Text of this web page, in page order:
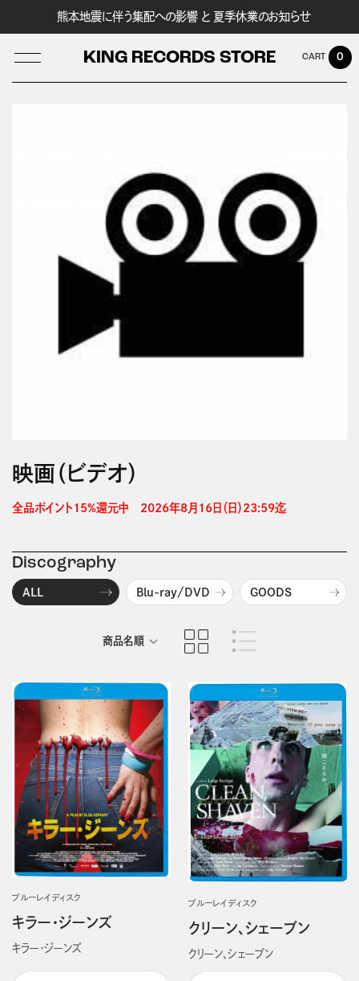
熊本地震に伴う集配への影響 と 夏季休業のお知らせ
KING RECORDS STORE 0
映画（ビデオ）
全品ポイント15%還元中　2026年8月16日（日）23:59迄
Discography
ALL Blu-ray/DVD GOODS
商品名順
ブルーレイディスク
キラー・ジーンズ
キラー・ジーンズ
ブルーレイディスク
クリーン、シェーブン
クリーン、シェーブン